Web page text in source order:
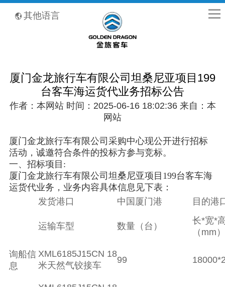
其他语言
厦门金龙旅行车有限公司坦桑尼亚项目199
台客车海运货代业务招标公告
作者：本网站 时间：2025-06-16 18:02:36 来自：本
网站
厦门金龙旅行车有限公司采购中心现公开进行招标
活动，诚邀符合条件的投标方参与竞标。
一、招标项目:
厦门金龙旅行车有限公司坦桑尼亚项目199台客车海
运货代业务，业务内容具体信息见下表：
询船信
息
发货港口 中国厦门港 目的港
运输车型 数量（台）
长*宽*
（mm）
XML6185J15CN 18
米天然气铰接车
99